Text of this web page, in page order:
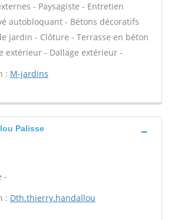
- Paysagiste - Entretien
autobloquant - Bétons décoratifs
jardin - Clôture - Terrasse en béton
extérieur - Dallage extérieur -
: M-jardins
Palisse
-
: Dth.thierry.handallou